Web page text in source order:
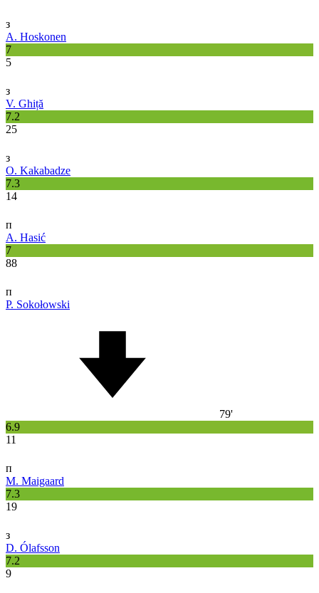
з
A. Hoskonen
7
5
з
V. Ghiță
7.2
25
з
O. Kakabadze
7.3
14
п
A. Hasić
7
88
п
P. Sokołowski
79'
6.9
11
п
M. Maigaard
7.3
19
з
D. Ólafsson
7.2
9